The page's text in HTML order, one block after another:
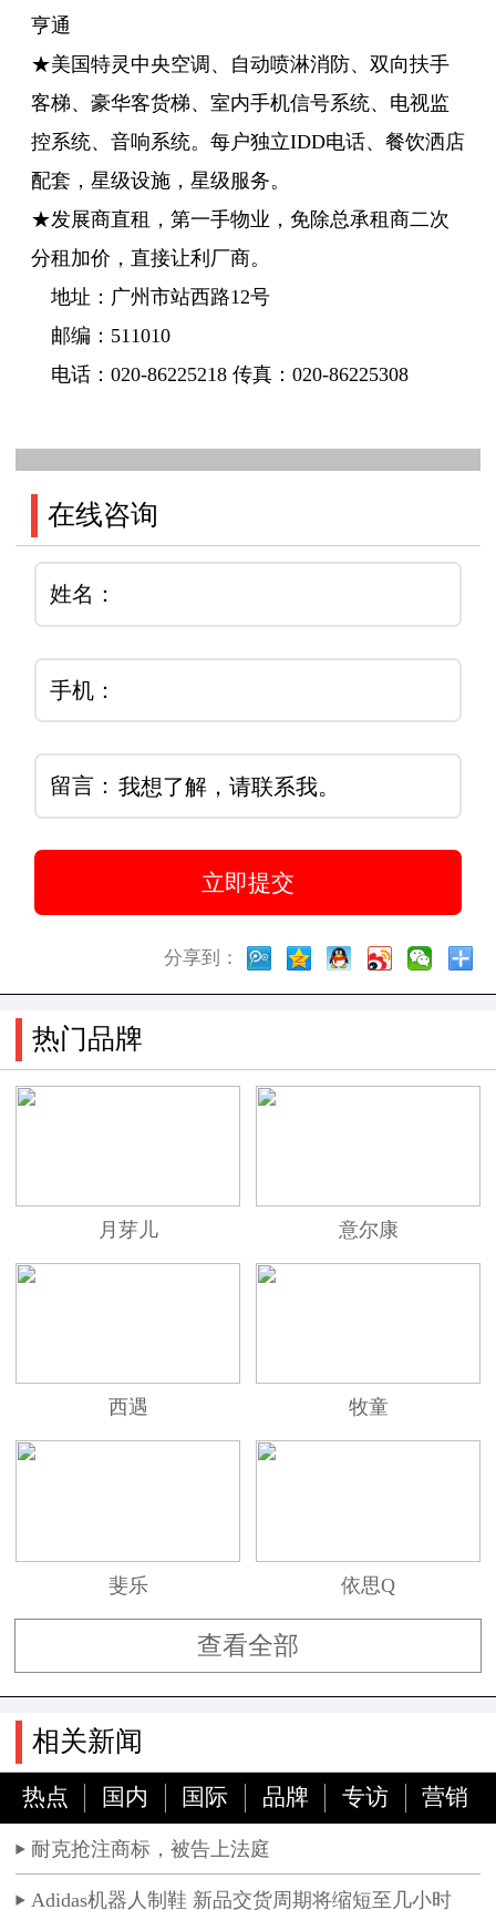
亨通
★美国特灵中央空调、自动喷淋消防、双向扶手
客梯、豪华客货梯、室内手机信号系统、电视监
控系统、音响系统。每户独立IDD电话、餐饮洒店
配套，星级设施，星级服务。
★发展商直租，第一手物业，免除总承租商二次
分租加价，直接让利厂商。
地址：广州市站西路12号
邮编：511010
电话：020-86225218 传真：020-86225308
在线咨询
姓名：
手机：
留言：
分享到：
热门品牌
月芽儿 意尔康
西遇 牧童
斐乐 依思Q
查看全部
相关新闻
热点 国内 国际 品牌 专访 营销
耐克抢注商标，被告上法庭
Adidas机器人制鞋 新品交货周期将缩短至几小时